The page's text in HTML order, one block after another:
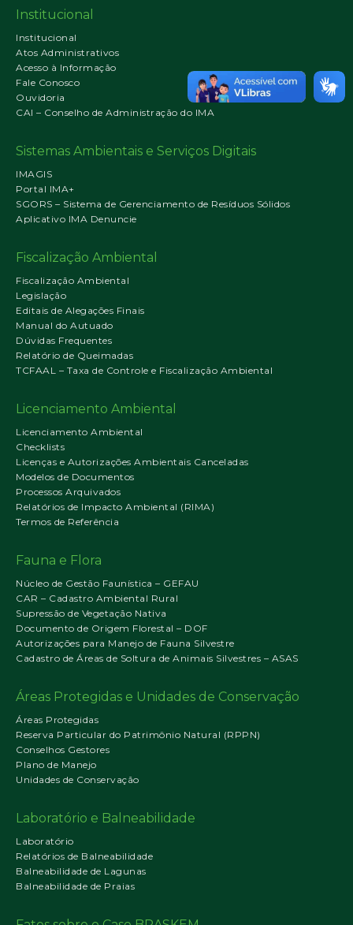
Institucional
Institucional
Atos Administrativos
Acesso à Informação
Fale Conosco
Ouvidoria
CAI – Conselho de Administração do IMA
Sistemas Ambientais e Serviços Digitais
IMAGIS
Portal IMA+
SGORS – Sistema de Gerenciamento de Resíduos Sólidos
Aplicativo IMA Denuncie
Fiscalização Ambiental
Fiscalização Ambiental
Legislação
Editais de Alegações Finais
Manual do Autuado
Dúvidas Frequentes
Relatório de Queimadas
TCFAAL – Taxa de Controle e Fiscalização Ambiental
Licenciamento Ambiental
Licenciamento Ambiental
Checklists
Licenças e Autorizações Ambientais Canceladas
Modelos de Documentos
Processos Arquivados
Relatórios de Impacto Ambiental (RIMA)
Termos de Referência
Fauna e Flora
Núcleo de Gestão Faunística – GEFAU
CAR – Cadastro Ambiental Rural
Supressão de Vegetação Nativa
Documento de Origem Florestal – DOF
Autorizações para Manejo de Fauna Silvestre
Cadastro de Áreas de Soltura de Animais Silvestres – ASAS
Áreas Protegidas e Unidades de Conservação
Áreas Protegidas
Reserva Particular do Patrimônio Natural (RPPN)
Conselhos Gestores
Plano de Manejo
Unidades de Conservação
Laboratório e Balneabilidade
Laboratório
Relatórios de Balneabilidade
Balneabilidade de Lagunas
Balneabilidade de Praias